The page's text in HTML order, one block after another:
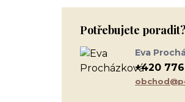
Potřebujete poradit?
Eva
+420